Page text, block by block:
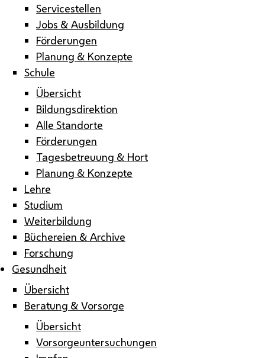
Servicestellen
Jobs & Ausbildung
Förderungen
Planung & Konzepte
Schule
Übersicht
Bildungsdirektion
Alle Standorte
Förderungen
Tagesbetreuung & Hort
Planung & Konzepte
Lehre
Studium
Weiterbildung
Büchereien & Archive
Forschung
Gesundheit
Übersicht
Beratung & Vorsorge
Übersicht
Vorsorgeuntersuchungen